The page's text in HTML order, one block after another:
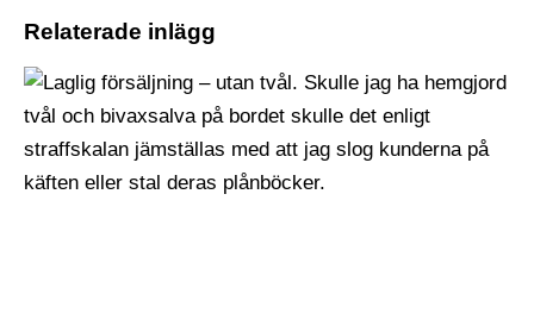
Relaterade inlägg